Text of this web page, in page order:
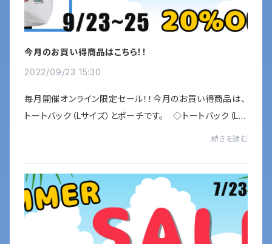
今月のお買い得商品はこちら！！
2022/09/23 15:30
毎月開催オンライン限定セール！！今月のお買い得商品は、
トートバック（Lサイズ）とポーチです。 ◇トートバック（Lサ
続きを読む